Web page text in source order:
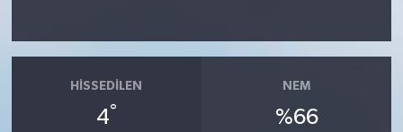
HISSEDILEN
4°
NEM
%66